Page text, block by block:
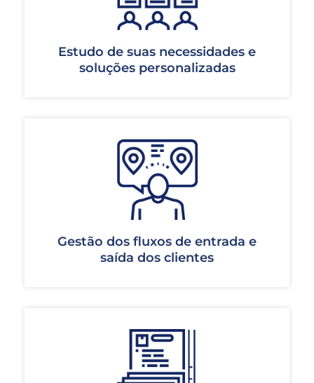
Estudo de suas necessidades e
soluções personalizadas
Gestão dos fluxos de entrada e
saída dos clientes